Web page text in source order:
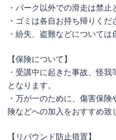
・パーク以外での滑走は禁止
・ゴミは各自お持ち帰りくだ
・紛失、盗難などについては
【保険について】
・受講中に起きた事故、怪
となります。
・万が一のために、傷害保
険などへの加入をおすすめ致
【リバウンド防止措置】